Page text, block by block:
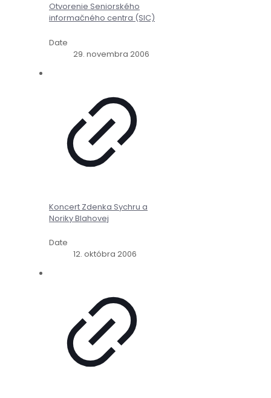
Otvorenie Seniorského
informačného centra (SIC)
Date
29. novembra 2006
Koncert Zdenka Sychru a
Noriky Blahovej
Date
12. októbra 2006